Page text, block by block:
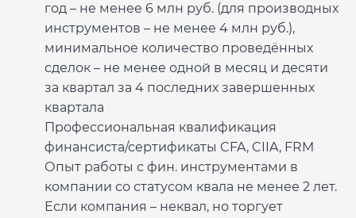
год – не менее 6 млн руб. (для производных
инструментов – не менее 4 млн руб.),
минимальное количество проведённых
сделок – не менее одной в месяц и десяти
за квартал за 4 последних завершенных
квартала
Профессиональная квалификация
финансиста/сертификаты CFA, CIIA, FRM
Опыт работы с фин. инструментами в
компании со статусом квала не менее 2 лет.
Если компания – неквал, но торгует